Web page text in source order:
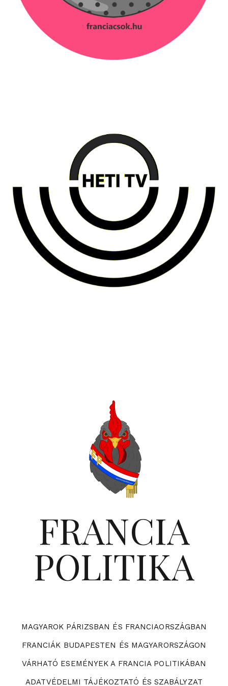
FRANCIA
POLITIKA
MAGYAROK PÁRIZSBAN ÉS FRANCIAORSZÁGBAN
FRANCIÁK BUDAPESTEN ÉS MAGYARORSZÁGON
VÁRHATÓ ESEMÉNYEK A FRANCIA POLITIKÁBAN
ADATVÉDELMI TÁJÉKOZTATÓ ÉS SZABÁLYZAT